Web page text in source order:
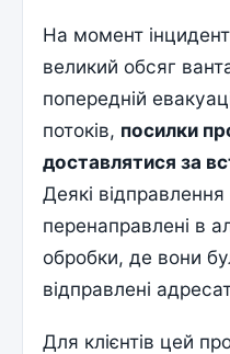
На момент
великий обсяг
попередній
потоків, посилки
доставлятися за
Деякі
перенаправлені в
обробки, де вони
відправлені
Для клієнтів цей